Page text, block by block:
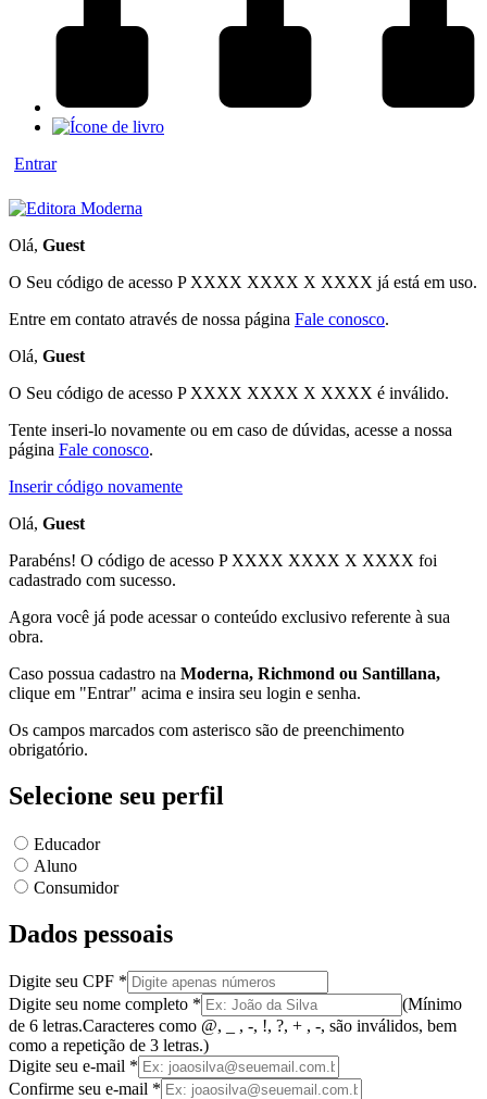
Entrar
Olá, Guest
O Seu código de acesso P XXXX XXXX X XXXX já está em uso.
Entre em contato através de nossa página Fale conosco.
Olá, Guest
O Seu código de acesso P XXXX XXXX X XXXX é inválido.
Tente inseri-lo novamente ou em caso de dúvidas, acesse a nossa
página Fale conosco.
Inserir código novamente
Olá, Guest
Parabéns! O código de acesso P XXXX XXXX X XXXX foi
cadastrado com sucesso.
Agora você já pode acessar o conteúdo exclusivo referente à sua
obra.
Caso possua cadastro na Moderna, Richmond ou Santillana,
clique em "Entrar" acima e insira seu login e senha.
Os campos marcados com asterisco são de preenchimento
obrigatório.
Selecione seu perfil
Educador
Aluno
Consumidor
Dados pessoais
Digite seu CPF *
Digite seu nome completo * (Mínimo
de 6 letras.Caracteres como @, _ , -, !, ?, + , -, são inválidos, bem
como a repetição de 3 letras.)
Digite seu e-mail *
Confirme seu e-mail *